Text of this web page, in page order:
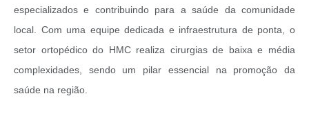
especializados e contribuindo para a saúde da comunidade
local. Com uma equipe dedicada e infraestrutura de ponta, o
setor ortopédico do HMC realiza cirurgias de baixa e média
complexidades, sendo um pilar essencial na promoção da
saúde na região.